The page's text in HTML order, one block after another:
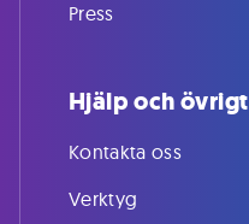
Press
Hjälp och övrigt
Kontakta oss
Verktyg